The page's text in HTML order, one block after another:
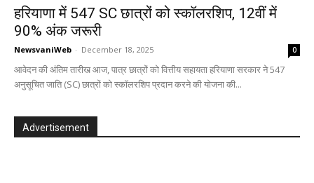
हरियाणा में 547 SC छात्रों को स्कॉलरशिप, 12वीं में
90% अंक जरूरी
NewsvaniWeb - December 18, 2025 0
आवेदन की अंतिम तारीख आज, पात्र छात्रों को वित्तीय सहायता हरियाणा सरकार ने 547
अनुसूचित जाति (SC) छात्रों को स्कॉलरशिप प्रदान करने की योजना की...
Advertisement